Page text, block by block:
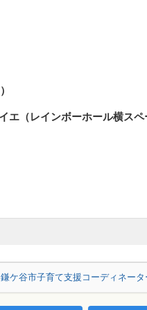
（レインボーホール横スペ
鎌ケ谷市子育て支援コーディネータ